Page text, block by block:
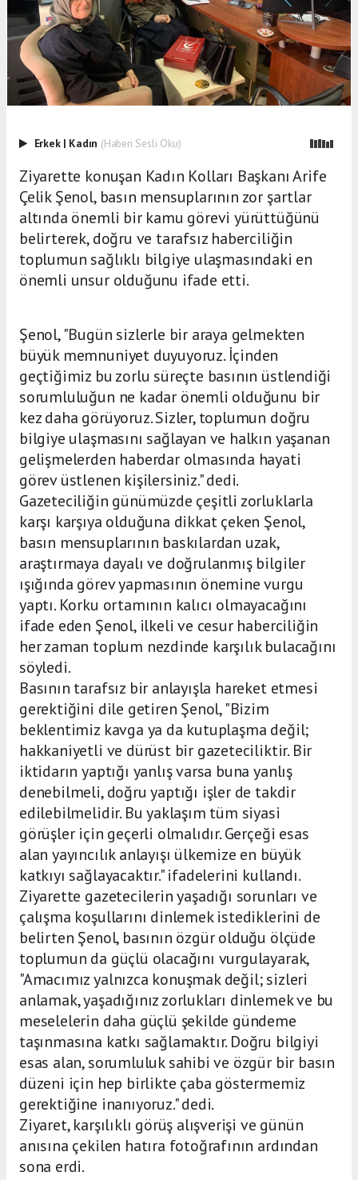
Erkek | Kadın (Haberi Sesli Oku)
Ziyarette konuşan Kadın Kolları Başkanı Arife
Çelik Şenol, basın mensuplarının zor şartlar
altında önemli bir kamu görevi yürüttüğünü
belirterek, doğru ve tarafsız haberciliğin
toplumun sağlıklı bilgiye ulaşmasındaki en
önemli unsur olduğunu ifade etti.
Şenol, "Bugün sizlerle bir araya gelmekten
büyük memnuniyet duyuyoruz. İçinden
geçtiğimiz bu zorlu süreçte basının üstlendiği
sorumluluğun ne kadar önemli olduğunu bir
kez daha görüyoruz. Sizler, toplumun doğru
bilgiye ulaşmasını sağlayan ve halkın yaşanan
gelişmelerden haberdar olmasında hayati
görev üstlenen kişilersiniz." dedi.
Gazeteciliğin günümüzde çeşitli zorluklarla
karşı karşıya olduğuna dikkat çeken Şenol,
basın mensuplarının baskılardan uzak,
araştırmaya dayalı ve doğrulanmış bilgiler
ışığında görev yapmasının önemine vurgu
yaptı. Korku ortamının kalıcı olmayacağını
ifade eden Şenol, ilkeli ve cesur haberciliğin
her zaman toplum nezdinde karşılık bulacağını
söyledi.
Basının tarafsız bir anlayışla hareket etmesi
gerektiğini dile getiren Şenol, "Bizim
beklentimiz kavga ya da kutuplaşma değil;
hakkaniyetli ve dürüst bir gazeteciliktir. Bir
iktidarın yaptığı yanlış varsa buna yanlış
denebilmeli, doğru yaptığı işler de takdir
edilebilmelidir. Bu yaklaşım tüm siyasi
görüşler için geçerli olmalıdır. Gerçeği esas
alan yayıncılık anlayışı ülkemize en büyük
katkıyı sağlayacaktır." ifadelerini kullandı.
Ziyarette gazetecilerin yaşadığı sorunları ve
çalışma koşullarını dinlemek istediklerini de
belirten Şenol, basının özgür olduğu ölçüde
toplumun da güçlü olacağını vurgulayarak,
"Amacımız yalnızca konuşmak değil; sizleri
anlamak, yaşadığınız zorlukları dinlemek ve bu
meselelerin daha güçlü şekilde gündeme
taşınmasına katkı sağlamaktır. Doğru bilgiyi
esas alan, sorumluluk sahibi ve özgür bir basın
düzeni için hep birlikte çaba göstermemiz
gerektiğine inanıyoruz." dedi.
Ziyaret, karşılıklı görüş alışverişi ve günün
anısına çekilen hatıra fotoğrafının ardından
sona erdi.